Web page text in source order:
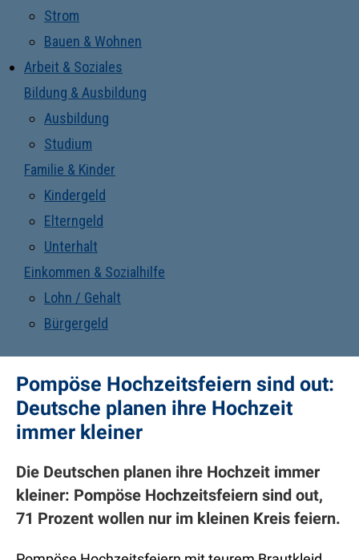
Strom
Bauen & Wohnen
Arbeit & Soziales
Bildung & Ausbildung
Ausbildung
Studium
Familie & Kinder
Kindergeld
Elterngeld
Unterhalt
Einkommen & Sozialhilfe
Lohn / Gehalt
Bürgergeld
Pompöse Hochzeitsfeiern sind out:
Deutsche planen ihre Hochzeit
immer kleiner
Die Deutschen planen ihre Hochzeit immer
kleiner: Pompöse Hochzeitsfeiern sind out,
71 Prozent wollen nur im kleinen Kreis feiern.